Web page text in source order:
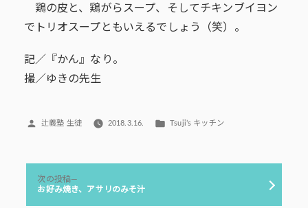
鶏の皮と、鶏がらスープ、そしてチキンブイヨン
でトリオスープともいえるでしょう（笑）。
記／『かん』なり。
撮／ゆきの先生
投
辻義塾 生徒 2018.3.16.
カ
リ
Tsuji’s キッチン
次の投稿
の
お好み焼き、アサリのみそ汁